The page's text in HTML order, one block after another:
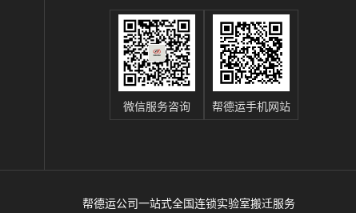
微信服务咨询 帮德运手机网站
帮德运公司一站式全国连锁实验室搬迁服务